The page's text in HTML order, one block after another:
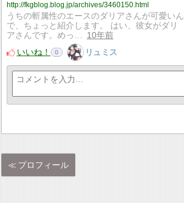
http://fkgblog.blog.jp/archives/3460150.html
うちの斬属性のエースのダリアさんが可愛いん
で、ちょっと紹介します。 はい、彼女がダリ
アさんです。めっ…
10年前
いいね！
0 リュミス
プロフィール